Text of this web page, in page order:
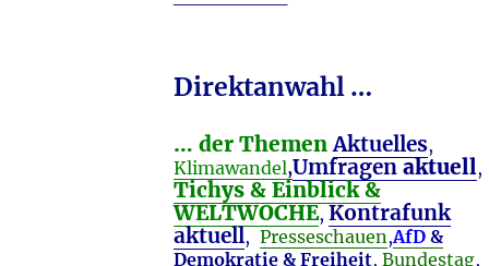
Direktanwahl …
… der ThemenAktuelles,
Klimawandel,Umfragenaktuell,
Tichys & Einblick &
WELTWOCHE, Kontrafunk
aktuell, Presseschauen,AfD &
Demokratie & Freiheit, Bundestag,